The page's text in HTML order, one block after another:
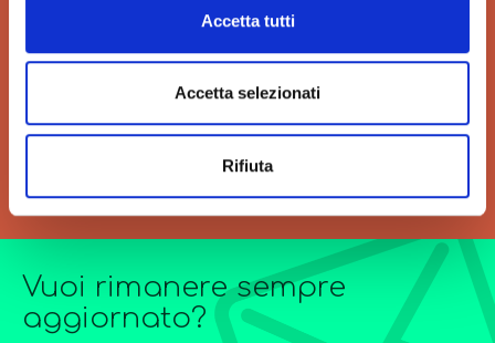
Accetta tutti
Accetta selezionati
Rifiuta
Velocità di consegna per
di acquisto.
GRANDI ORDINI
Siamo sempre a tua
l’elaborazione di offerte di
forniture particolarmente
Vuoi rimanere sempre
aggiornato?